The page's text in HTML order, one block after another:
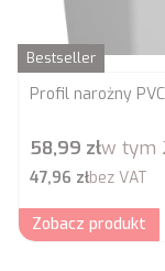
Bestseller
Profil narożny
Cena brutto
58,99 złw tym
Cena netto
47,96 złbez VAT
Zobacz produkt